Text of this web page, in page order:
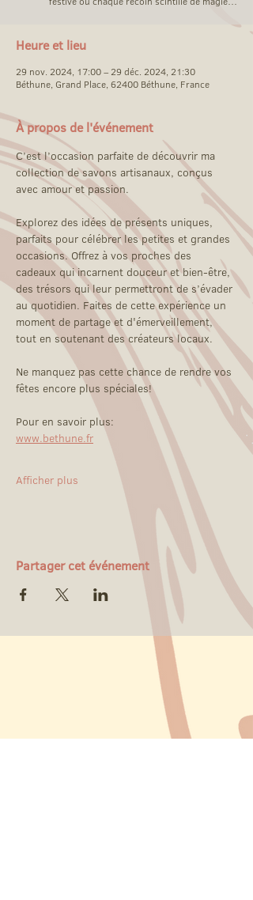
Heure et lieu
29 nov. 2024, 17:00 – 29 déc. 2024, 21:30
Béthune, Grand Place, 62400 Béthune, France
À propos de l'événement
C’est l’occasion parfaite de découvrir ma
collection de savons artisanaux, conçus
avec amour et passion.
Explorez des idées de présents uniques,
parfaits pour célébrer les petites et grandes
occasions. Offrez à vos proches des
cadeaux qui incarnent douceur et bien-être,
des trésors qui leur permettront de s’évader
au quotidien. Faites de cette expérience un
moment de partage et d'émerveillement,
tout en soutenant des créateurs locaux.
Ne manquez pas cette chance de rendre vos
fêtes encore plus spéciales!
Pour en savoir plus:
www.bethune.fr
Afficher plus
Partager cet événement